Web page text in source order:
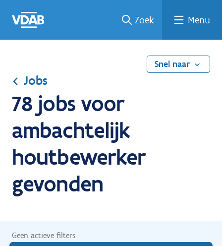
naar
een
een
job
naar
Zoek Menu
Snel naar
Jobs
78 jobs voor
ambachtelijk
houtbewerker
gevonden
Geen actieve filters